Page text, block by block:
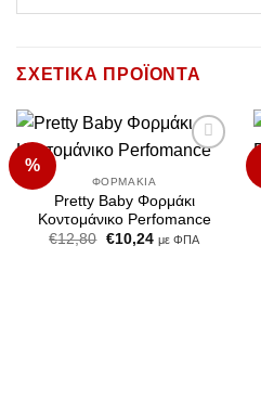
ΣΧΕΤΙΚΆ ΠΡΟΪΌΝΤΑ
%
ΦΟΡΜΆΚΙΑ
Pretty Baby Φορμάκι
Κοντομάνικο Perfomance
€12,80 Original
€10,24Ημε ΦΠΑ